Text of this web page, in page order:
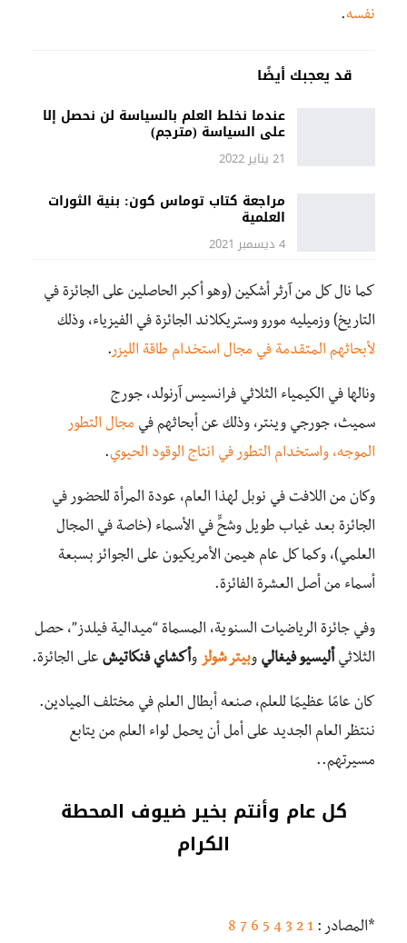
نفسه.
قد يعجبك أيضًا
عندما نخلط العلم بالسياسة لن نحصل إلا
على السياسة (مترجم)
21 يناير 2022
مراجعة كتاب توماس كون: بنية الثورات
العلمية
4 ديسمبر 2021
كما نال كل من آرثر أشكين (وهو أكبر الحاصلين على الجائزة في
التاريخ) وزميليه مورو وستريكلاند الجائزة في الفيزياء، وذلك
لأبحاثهم المتقدمة في مجال استخدام طاقة الليزر.
ونالها في الكيمياء الثلاثي فرانسيس آرنولد، جورج
سميث، جورجي وينتر، وذلك عن أبحاثهم في مجال التطور
الموجه، واستخدام التطور في انتاج الوقود الحيوي.
وكان من اللافت في نوبل لهذا العام، عودة المرأة للحضور في
الجائزة بعد غياب طويل وشحٍّ في الأسماء (خاصة في المجال
العلمي)، وكما كل عام هيمن الأمريكيون على الجوائز بسبعة
أسماء من أصل العشرة الفائزة.
وفي جائزة الرياضيات السنوية، المسماة “ميدالية فيلدز”، حصل
الثلاثي أليسيو فيغالي وبيتر شولز وأكشاي فنكاتيش على الجائزة.
كان عامًا عظيمًا للعلم، صنعه أبطال العلم في مختلف الميادين.
ننتظر العام الجديد على أمل أن يحمل لواء العلم من يتابع
مسيرتهم..
كل عام وأنتم بخير ضيوف المحطة
الكرام
*المصادر : 1
2
3
4
5
6
7
8